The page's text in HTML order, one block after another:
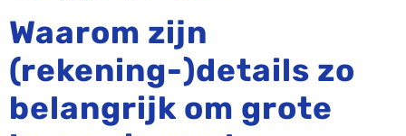
Waarom zijn
(rekening-)details zo
belangrijk om grote